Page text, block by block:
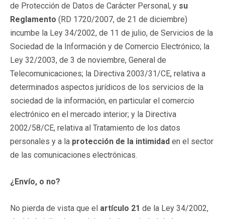
de Protección de Datos de Carácter Personal, y su
Reglamento (RD 1720/2007, de 21 de diciembre)
incumbe la Ley 34/2002, de 11 de julio, de Servicios de la
Sociedad de la Información y de Comercio Electrónico; la
Ley 32/2003, de 3 de noviembre, General de
Telecomunicaciones; la Directiva 2003/31/CE, relativa a
determinados aspectos jurídicos de los servicios de la
sociedad de la información, en particular el comercio
electrónico en el mercado interior; y la Directiva
2002/58/CE, relativa al Tratamiento de los datos
personales y a la protección de la intimidad en el sector
de las comunicaciones electrónicas.
¿Envío, o no?
No pierda de vista que el artículo 21 de la Ley 34/2002,